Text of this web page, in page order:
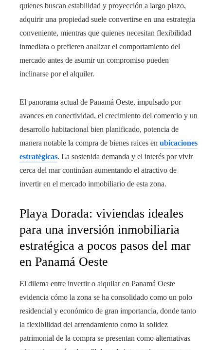
quienes buscan estabilidad y proyección a largo plazo,
adquirir una propiedad suele convertirse en una estrategia
conveniente, mientras que quienes necesitan flexibilidad
inmediata o prefieren analizar el comportamiento del
mercado antes de asumir un compromiso pueden
inclinarse por el alquiler.
El panorama actual de Panamá Oeste, impulsado por
avances en conectividad, el crecimiento del comercio y un
desarrollo habitacional bien planificado, potencia de
manera notable la compra de bienes raíces en ubicaciones
estratégicas. La sostenida demanda y el interés por vivir
cerca del mar continúan aumentando el atractivo de
invertir en el mercado inmobiliario de esta zona.
Playa Dorada: viviendas ideales
para una inversión inmobiliaria
estratégica a pocos pasos del mar
en Panamá Oeste
El dilema entre invertir o alquilar en Panamá Oeste
evidencia cómo la zona se ha consolidado como un polo
residencial y económico de gran importancia, donde tanto
la flexibilidad del arrendamiento como la solidez
patrimonial de la compra se presentan como alternativas